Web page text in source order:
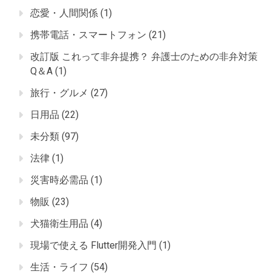
恋愛・人間関係 (1)
携帯電話・スマートフォン (21)
改訂版 これって非弁提携？ 弁護士のための非弁対策
Q＆A (1)
旅行・グルメ (27)
日用品 (22)
未分類 (97)
法律 (1)
災害時必需品 (1)
物販 (23)
犬猫衛生用品 (4)
現場で使える Flutter開発入門 (1)
生活・ライフ (54)